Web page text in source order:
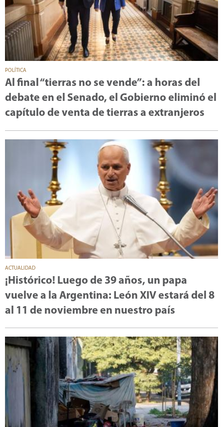
POLÍTICA
Al final “tierras no se vende”: a horas del
debate en el Senado, el Gobierno eliminó el
capítulo de venta de tierras a extranjeros
ACTUALIDAD
¡Histórico! Luego de 39 años, un papa
vuelve a la Argentina: León XIV estará del 8
al 11 de noviembre en nuestro país